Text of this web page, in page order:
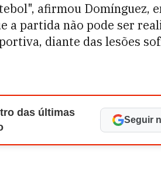
afirmou Domínguez,
a partida não pode ser
diante das lesões
das últimas
Seguir